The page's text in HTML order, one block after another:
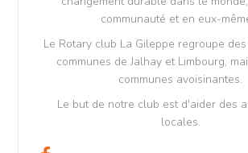
communauté et en eux-
Le Rotary club La Gileppe regroupe
communes de Jalhay et Limbourg,
communes avoisinantes.
Le but de notre club est d'aider des
locales.